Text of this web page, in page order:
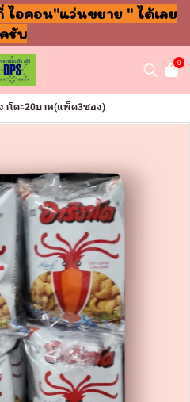
อคอน"แว่นขยาย " ได้เลย
ครับ
0
าโตะ20บาท(แพ็ค3ซอง)